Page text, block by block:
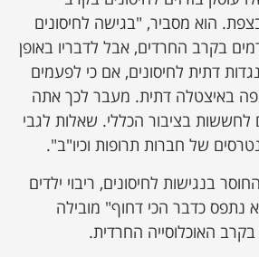
הוא מסביר, "בגישה לחיסונים
בקרב החרדים, אבל לדבריו באופן
דתית לחיסונים, אם כי לפעמים
באיצטלה דתית. מעבר לכך אתה
בציבור הכללי. שאלות לגבי
של חברות תרופות וכיו"ב".
בנגישות לחיסונים, ריבוי ילדים
נתפס כדבר הכי דחוף" מובילה
בקרב האוכלוסייה החרדית.